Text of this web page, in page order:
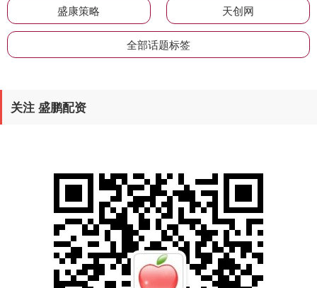
盛康策略 天创网
全部话题标签
关注 盛鹏配资